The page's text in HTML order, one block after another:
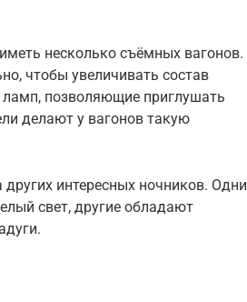
несколько съёмных вагонов.
чтобы увеличивать состав
ламп, позволяющие приглушать
делают у вагонов такую
интересных ночников. Одни
свет, другие обладают